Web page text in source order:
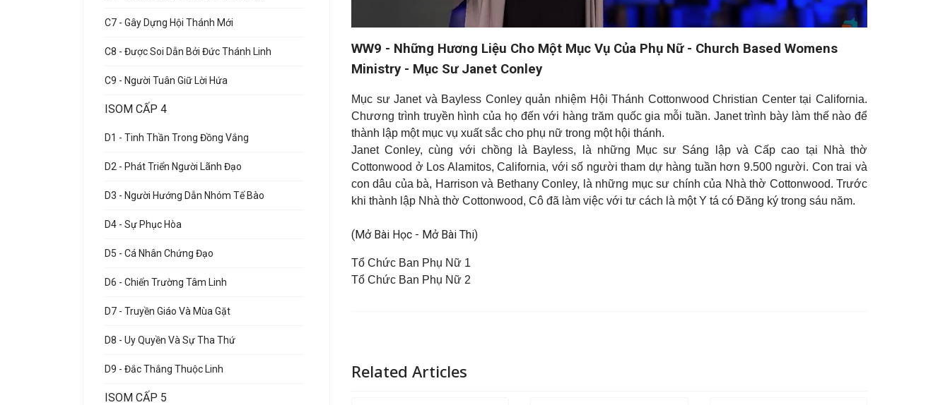
C7 - Gây Dựng Hội Thánh Mới
C8 - Được Soi Dẫn Bởi Đức Thánh Linh
C9 - Người Tuân Giữ Lời Hứa
ISOM CẤP 4
D1 - Tinh Thần Trong Đồng Vắng
D2 - Phát Triển Người Lãnh Đạo
D3 - Người Hướng Dẫn Nhóm Tế Bào
D4 - Sự Phục Hòa
D5 - Cá Nhân Chứng Đạo
D6 - Chiến Trường Tâm Linh
D7 - Truyền Giáo Và Mùa Gặt
D8 - Uy Quyền Và Sự Tha Thứ
D9 - Đắc Thắng Thuộc Linh
ISOM CẤP 5
WW9 - Những Hương Liệu Cho Một Mục Vụ Của Phụ Nữ - Church Based Womens
Ministry - Mục Sư Janet Conley
Mục sư Janet và Bayless Conley quản nhiệm Hội Thánh Cottonwood Christian Center tại California.
Chương trình truyền hình của họ đến với hàng trăm quốc gia mỗi tuần. Janet trình bày làm thế nào để
thành lập một mục vụ xuất sắc cho phụ nữ trong một hội thánh.
Janet Conley, cùng với chồng là Bayless, là những Mục sư Sáng lập và Cấp cao tại Nhà thờ
Cottonwood ở Los Alamitos, California, với số người tham dự hàng tuần hơn 9.500 người. Con trai và
con dâu của bà, Harrison và Bethany Conley, là những mục sư chính của Nhà thờ Cottonwood. Trước
khi thành lập Nhà thờ Cottonwood, Cô đã làm việc với tư cách là một Y tá có Đăng ký trong sáu năm.
(Mở Bài Học - Mở Bài Thi)
Tổ Chức Ban Phụ Nữ 1
Tổ Chức Ban Phụ Nữ 2
Related Articles